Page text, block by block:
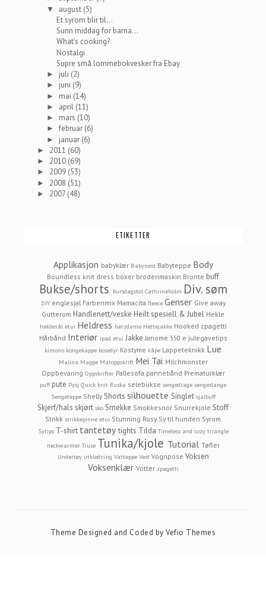
▼ august (5)
Et syrom blir til...
Sunn middag for barna...
What's cooking?
Nostalgi
Supre små lommebokvesker fra Ebay
► juli (2)
► juni (9)
► mai (14)
► april (11)
► mars (10)
►februar (6)
► januar (6)
► 2011 (60)
► 2010 (69)
► 2009 (53)
► 2008 (51)
► 2007 (48)
ETIKETTER
Applikasjon babyklær Babynest Babyteppe Body
Boundless knit dress boxer broderimaskin Bronte buff
Bukse/shorts bursdagstol Cathrineholm Div. søm
DIY englesjal Farbenmix Mamacita fleece Genser Give away
Gutterom Handlenett/veske Heilt spesiell & Jubel Hekle
heklenål etui Heldress herzdame Hettejakke Hooked zpagetti
Hårbånd Interiør ipad etui Jakke Janome 350 e julegavetips
kimono kongekappe kosedyr Kostyme kåpe Lappeteknikk Lue
Malina Mappe Matoppskrift Mei Tai Milchmonster
Oppbevaring Oppskrifter Pallesofa pannebånd Prematurklær
puff pute Pysj Quick knit Ruska selebukse sengedrage sengeslange
Sengeteppe Shelly Shorts silhouette Singlet sjalbuff
Skjerf/hals skjørt sko Smekke Smokkesnor Snurrekjole Stoff
Strikk strikkepinne etui Stunning Rosy Sy til hunden Syrom
Sytips T-shirt tantetøy tights Tilda Timeless and cozy triangle
neckwarmer Truse Tunika/kjole Tutorial Tøfler
Undertøy utkledning Vatteppe Vest Vognpose Voksen
Voksenklær Votter zpagetti
Theme Designed and Coded byVefio Themes